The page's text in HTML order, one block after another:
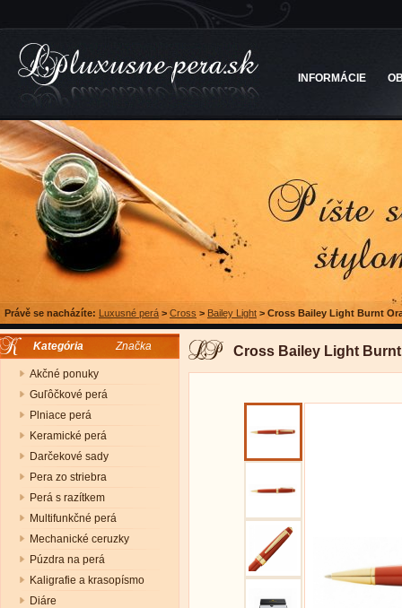
INFORMÁCIE
Právě se nacházíte: Luxusné perá > Cross > Bailey Light > Cross Bailey Light Burnt
Kategória Značka
Akčné ponuky
Guľôčkové perá
Plniace perá
Keramické perá
Darčekové sady
Pera zo striebra
Perá s razítkem
Multifunkčné perá
Mechanické ceruzky
Púzdra na perá
Kaligrafie a krasopísmo
Diáre
Cross Bailey Light